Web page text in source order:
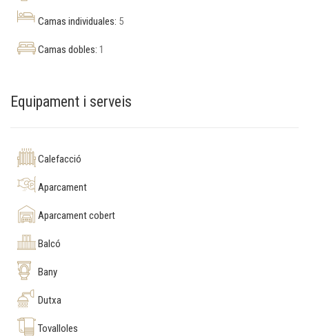
Camas individuales: 5
Camas dobles: 1
Equipament i serveis
Calefacció
Aparcament
Aparcament cobert
Balcó
Bany
Dutxa
Tovalloles